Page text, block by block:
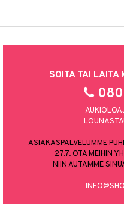
SOITA TAI LAITA
ASIAKASPALVELUMME
27.7. OTA MEIHIN
NIIN AUTAMME